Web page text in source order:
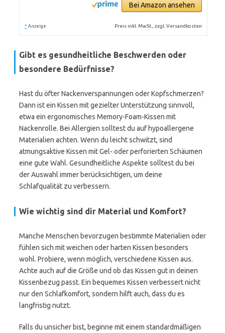
Bei Amazon ansehen
* Anzeige Preis inkl. MwSt., zzgl. Versandkosten
Gibt es gesundheitliche Beschwerden oder
besondere Bedürfnisse?
Hast du öfter Nackenverspannungen oder Kopfschmerzen?
Dann ist ein Kissen mit gezielter Unterstützung sinnvoll,
etwa ein ergonomisches Memory-Foam-Kissen mit
Nackenrolle. Bei Allergien solltest du auf hypoallergene
Materialien achten. Wenn du leicht schwitzt, sind
atmungsaktive Kissen mit Gel- oder perforierten Schäumen
eine gute Wahl. Gesundheitliche Aspekte solltest du bei
der Auswahl immer berücksichtigen, um deine
Schlafqualität zu verbessern.
Wie wichtig sind dir Material und Komfort?
Manche Menschen bevorzugen bestimmte Materialien oder
fühlen sich mit weichen oder harten Kissen besonders
wohl. Probiere, wenn möglich, verschiedene Kissen aus.
Achte auch auf die Größe und ob das Kissen gut in deinen
Kissenbezug passt. Ein bequemes Kissen verbessert nicht
nur den Schlafkomfort, sondern hilft auch, dass du es
langfristig nutzt.
Falls du unsicher bist, beginne mit einem standardmäßigen